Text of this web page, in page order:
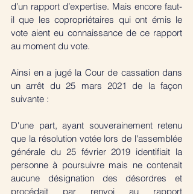
d’un rapport d’expertise. Mais encore faut-
il que les copropriétaires qui ont émis le
vote aient eu connaissance de ce rapport
au moment du vote.
Ainsi en a jugé la Cour de cassation dans
un arrêt du 25 mars 2021 de la façon
suivante :
D'une part, ayant souverainement retenu
que la résolution votée lors de l'assemblée
générale du 25 février 2019 identifiait la
personne à poursuivre mais ne contenait
aucune désignation des désordres et
procédait par renvoi au rapport